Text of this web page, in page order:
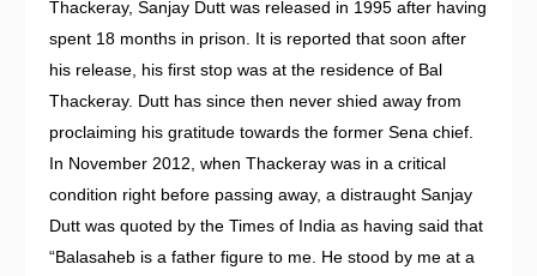
Thackeray, Sanjay Dutt was released in 1995 after having
spent 18 months in prison. It is reported that soon after
his release, his first stop was at the residence of Bal
Thackeray. Dutt has since then never shied away from
proclaiming his gratitude towards the former Sena chief.
In November 2012, when Thackeray was in a critical
condition right before passing away, a distraught Sanjay
Dutt was quoted by the Times of India as having said that
“Balasaheb is a father figure to me. He stood by me at a